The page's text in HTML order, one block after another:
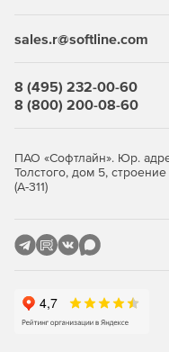
sales.r@softline.com
8 (495) 232-00-60
8 (800) 200-08-60
ПАО «Софтлайн». Юр.
Толстого, дом 5,
(А-311)